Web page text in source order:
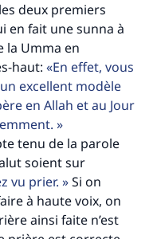
deux premiers
en fait une sunna à
la Umma en
haut:
En effet, vous
excellent modèle
en Allah et au Jour
tenu de la parole
soient sur
vu prier.
Si on
à haute voix, on
ainsi faite n’est